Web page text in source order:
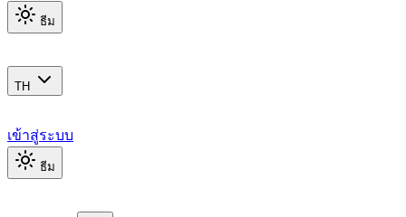
ธีม
TH
เข้าสู่ระบบ
ธีม